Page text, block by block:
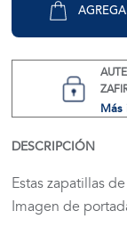
Más
DESCRIPCIÓN
Estas zapatillas
Imagen de